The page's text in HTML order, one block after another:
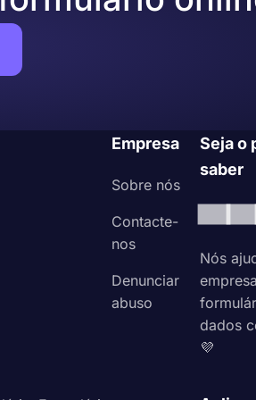
Empresa
Sobre nós
Contacte-
nos
Denunciar
abuso
Seja o
saber
Nós
dados
💜